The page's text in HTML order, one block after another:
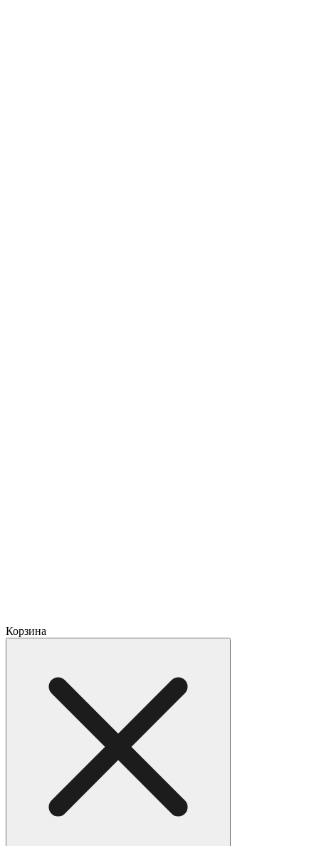
Корзина